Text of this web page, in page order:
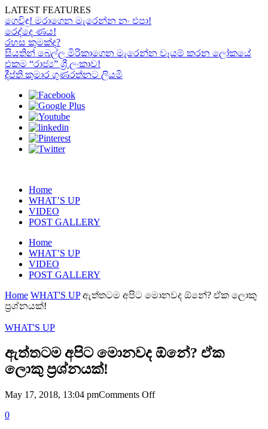
LATEST FEATURES
ගෙවිඳු! මරාගෙන මැරෙන්න නං එපා!
රෙද්දෙ ණය!
රහස කුමක්ද?
සියතින් බෙල්ල මිරිකාගෙන මැරෙන්න වෑයම් කරන ලෝකයේ
එකම “රාජ්‍ය” ශ්‍රී ලංකාව!
දීප්ති කුමාර ගුණරත්නට ලියමි
Home
WHAT’S UP
VIDEO
POST GALLERY
Home
WHAT’S UP
VIDEO
POST GALLERY
Home WHAT'S UP ඇත්තටම අපිට මොනවද ඕනේ? ඒක ලොකු
ප්‍රශ්නයක්!
WHAT'S UP
ඇත්තටම අපිට මොනවද ඕනේ? ඒක
ලොකු ප්‍රශ්නයක්!
May 17, 2018, 13:04 pmComments Offon
0